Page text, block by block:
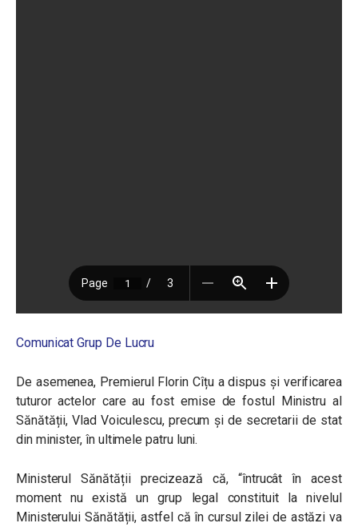
Comunicat Grup De Lucru
De asemenea, Premierul Florin Cîțu a dispus și verificarea
tuturor actelor care au fost emise de fostul Ministru al
Sănătății, Vlad Voiculescu, precum și de secretarii de stat
din minister, în ultimele patru luni.
Ministerul Sănătății precizează că, “întrucât în acest
moment nu există un grup legal constituit la nivelul
Ministerului Sănătății, astfel că în cursul zilei de astăzi va